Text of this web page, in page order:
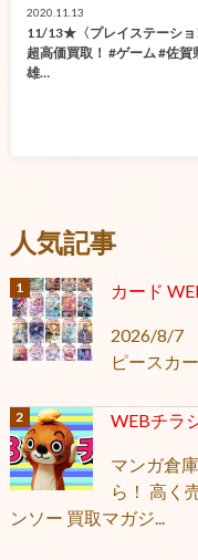
2020.11.13
11/13★〈プレイステーショ
超高価買取！ #ゲーム #佐賀
雄…
人気記事
カード
2026/8/7
ピースカ
WEBチラ
マンガ倉
ら！ 高く
ンソー 買取マガジ...